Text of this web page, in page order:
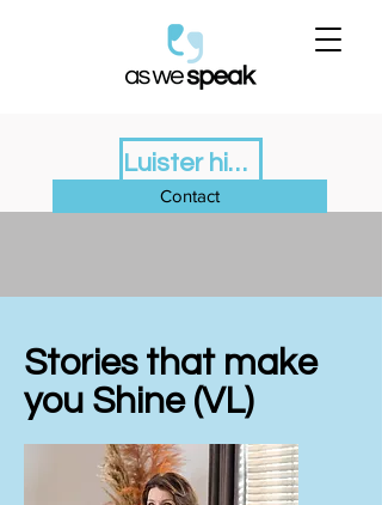
Luister hier de nieuwe Podcast Monitor
Contact
Stories that make
you Shine (VL)